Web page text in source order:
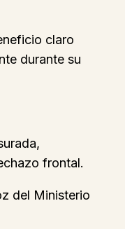
claro
durante su
frontal.
del Ministerio